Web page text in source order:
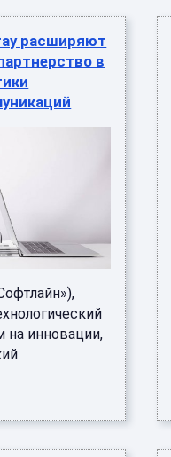
расширяют
в
на инновации,